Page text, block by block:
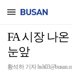
FA 시장 나
눈앞
황석하 기자